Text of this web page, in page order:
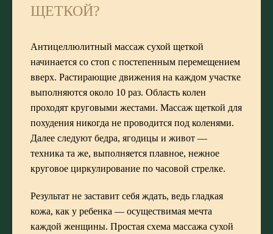
ЩЕТКОЙ?
Антицеллюлитный массаж сухой щеткой
начинается со стоп с постепенным перемещением
вверх. Растирающие движения на каждом участке
выполняются около 10 раз. Область колен
проходят круговыми жестами. Массаж щеткой для
похудения никогда не проводится под коленями.
Далее следуют бедра, ягодицы и живот —
техника та же, выполняется плавное, нежное
круговое циркулирование по часовой стрелке.
Результат не заставит себя ждать, ведь гладкая
кожа, как у ребенка — осуществимая мечта
каждой женщины. Простая схема массажа сухой